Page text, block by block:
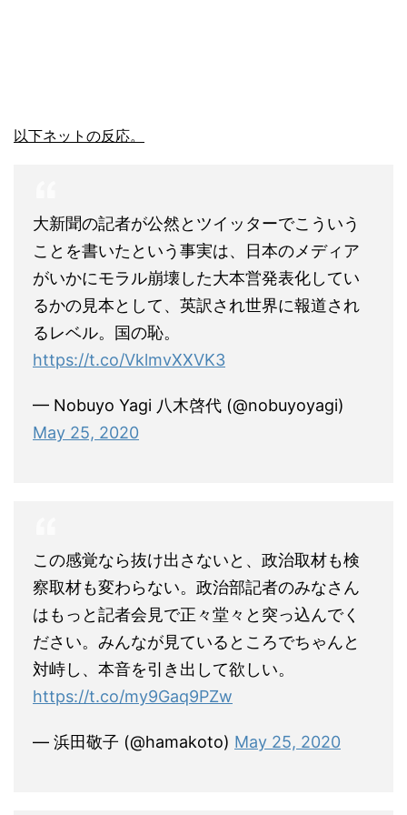
以下ネットの反応。
大新聞の記者が公然とツイッターでこういう
ことを書いたという事実は、日本のメディア
がいかにモラル崩壊した大本営発表化してい
るかの見本として、英訳され世界に報道され
るレベル。国の恥。
https://t.co/VklmvXXVK3
— Nobuyo Yagi 八木啓代 (@nobuyoyagi)
May 25, 2020
この感覚なら抜け出さないと、政治取材も検
察取材も変わらない。政治部記者のみなさん
はもっと記者会見で正々堂々と突っ込んでく
ださい。みんなが見ているところでちゃんと
対峙し、本音を引き出して欲しい。
https://t.co/my9Gaq9PZw
— 浜田敬子 (@hamakoto) May 25, 2020